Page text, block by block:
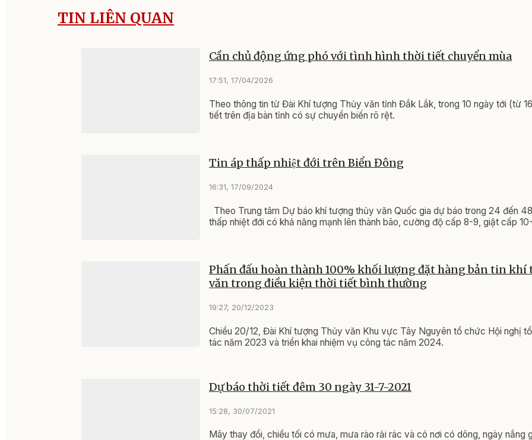
TIN LIÊN QUAN
Cần chủ động ứng phó với tình hình thời tiết chuyển mùa
17:51, 17/04/2026
Theo thông tin từ Đài Khí tượng Thủy văn tỉnh Đắk Lắk, trong 10 ngày tới (từ
tiết trên địa bàn tỉnh có sự chuyển biến rõ rệt.
Tin áp thấp nhiệt đới trên Biển Đông
16:31, 17/09/2024
Theo Trung tâm Dự báo khí tượng thủy văn Quốc gia dự báo trong 24 đến
thấp nhiệt đới có khả năng mạnh lên thành bão, cường độ cấp 8-9, giật cấp 10-
Phấn đấu hoàn thành 100% khối lượng đặt hàng bản tin
văn trong điều kiện thời tiết bình thường
19:27, 20/12/2023
Chiều 20/12, Đài Khí tượng Thủy văn Khu vực Tây Nguyên tổ chức Hội nghị
tác năm 2023 và triển khai nhiệm vụ công tác năm 2024.
Dự báo thời tiết đêm 30 ngày 31-7-2021
15:28, 30/07/2021
Mây thay đổi, chiều tối có mưa, mưa rào rải rác và có nơi có dông, ngày nắng